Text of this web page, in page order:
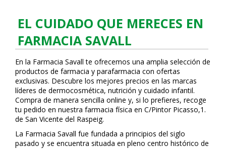
EL CUIDADO QUE MERECES EN
FARMACIA SAVALL
En la Farmacia Savall te ofrecemos una amplia selección de
productos de farmacia y parafarmacia con ofertas
exclusivas. Descubre los mejores precios en las marcas
líderes de dermocosmética, nutrición y cuidado infantil.
Compra de manera sencilla online y, si lo prefieres, recoge
tu pedido en nuestra farmacia física en C/Pintor Picasso,1.
de San Vicente del Raspeig.
La Farmacia Savall fue fundada a principios del siglo
pasado y se encuentra situada en pleno centro histórico de